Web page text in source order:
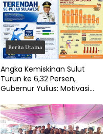
Berita Utama
Angka Kemiskinan Sulut
Turun ke 6,32 Persen,
Gubernur Yulius: Motivasi